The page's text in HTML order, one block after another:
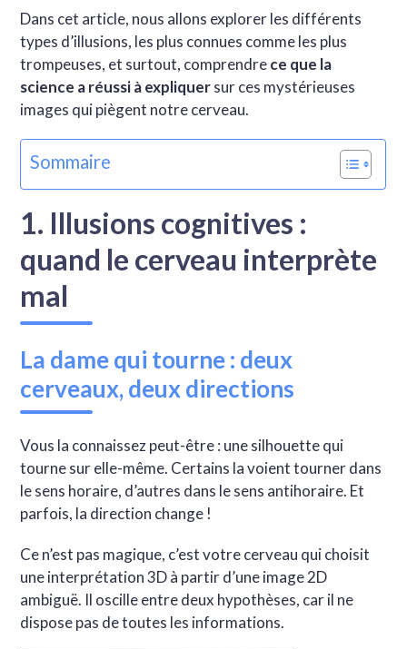
Dans cet article, nous allons explorer les différents
types d’illusions, les plus connues comme les plus
trompeuses, et surtout, comprendrece que la
science a réussi à expliquersur ces mystérieuses
images qui piègent notre cerveau.
Sommaire
1. Illusions cognitives :
quand le cerveau interprète
mal
La dame qui tourne : deux
cerveaux, deux directions
Vous la connaissez peut-être : une silhouette qui
tourne sur elle-même. Certains la voient tourner dans
le sens horaire, d’autres dans le sens antihoraire. Et
parfois, la direction change !
Ce n’est pas magique, c’est votre cerveau qui choisit
une interprétation 3D à partir d’une image 2D
ambiguë. Il oscille entre deux hypothèses, car il ne
dispose pas de toutes les informations.